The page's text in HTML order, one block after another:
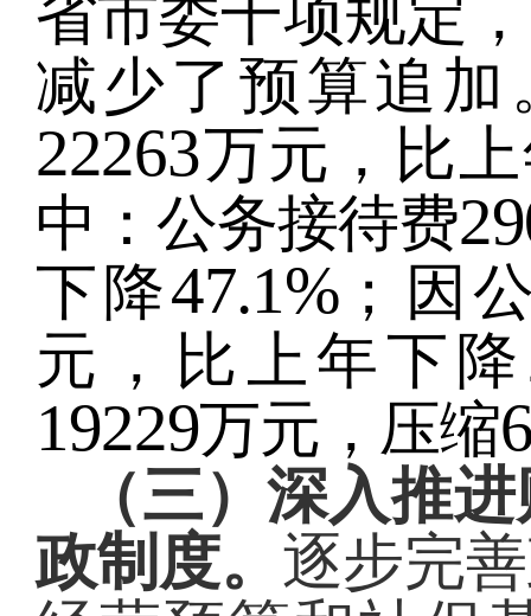
省市委十项规定
减少了预算追加
22263万元，比
中：公务接待费
下降47.1%；因
元，比上年下降
19229万元，压缩
（三） 深入推进
政制度。 逐步完